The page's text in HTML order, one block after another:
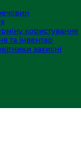
користування
та інвентар
захисні